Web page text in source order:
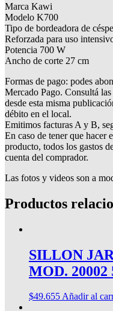
Marca Kawi
Modelo K700
Tipo de bordeadora de
Reforzada para uso
Potencia 700 W
Ancho de corte 27 cm
Formas de pago: podes
Mercado Pago. Consultá
desde esta misma
débito en el local.
Emitimos facturas A y B,
En caso de tener que hacer
producto, todos los gastos
cuenta del comprador.
Las fotos y videos son a
Productos
SILLON
MOD. 20002
$49.655Añadir al